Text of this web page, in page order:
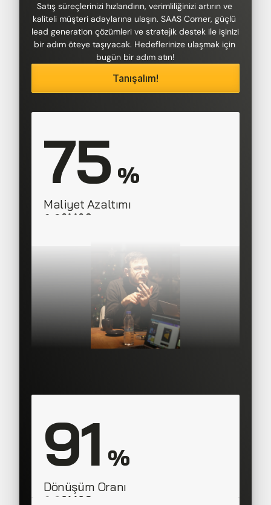
Satış süreçlerinizi hızlandırın, verimliliğinizi artırın ve
kaliteli müşteri adaylarına ulaşın. SAAS Corner, güçlü
lead generation çözümleri ve stratejik destek ile işinizi
bir adım öteye taşıyacak. Hedeflerinize ulaşmak için
bugün bir adım atın!
Tanışalım!
75 %
Maliyet Azaltımı
SAAS Corner
91 %
Dönüşüm Oranı
SAAS Corner